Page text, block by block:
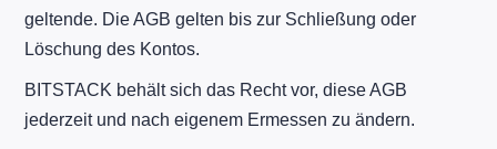
geltende. Die AGB gelten bis zur Schließung oder
Löschung des Kontos.
BITSTACK behält sich das Recht vor, diese AGB
jederzeit und nach eigenem Ermessen zu ändern.